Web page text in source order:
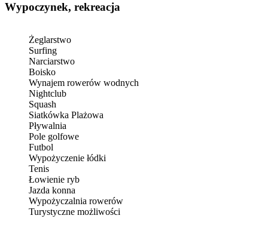
Wypoczynek, rekreacja
Żeglarstwo
Surfing
Narciarstwo
Boisko
Wynajem rowerów wodnych
Nightclub
Squash
Siatkówka Plażowa
Pływalnia
Pole golfowe
Futbol
Wypożyczenie łódki
Tenis
Łowienie ryb
Jazda konna
Wypożyczalnia rowerów
Turystyczne możliwości